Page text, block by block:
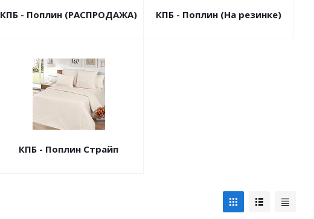
КПБ - Поплин (РАСПРОДАЖА) КПБ - Поплин (На резинке)
КПБ - Поплин Страйп